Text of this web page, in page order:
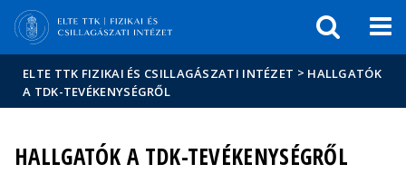
Események
sajtóban
ELTE TTK FIZIKAI ÉS CSILLAGÁSZATI INTÉZET > HALLGATÓK
A TDK-TEVÉKENYSÉGRŐL
HALLGATÓK A TDK-TEVÉKENYSÉGRŐL